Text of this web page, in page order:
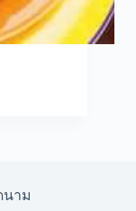
นาม